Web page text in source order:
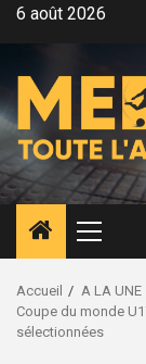
Aller6 août 2026
Menu
Accueil
A LA UNE
Coupe du monde
sélectionnées